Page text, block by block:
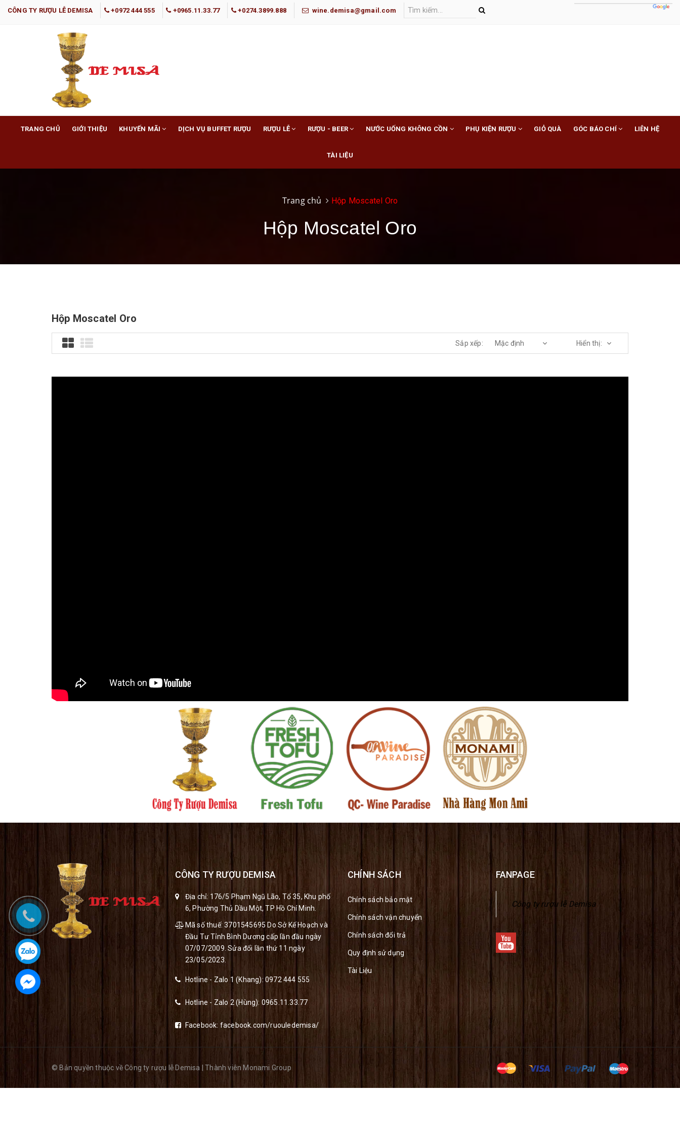
CÔNG TY RƯỢU LỄ DEMISA +0972 444 555 +0965.11.33.77 +0274.3899.888 wine.demisa@gmail.com
TRANG CHỦ GIỚI THIỆU KHUYẾN MÃI DỊCH VỤ BUFFET RƯỢU RƯỢU LỄ RƯỢU - BEER NƯỚC UỐNG KHÔNG CỒN PHỤ KIỆN RƯỢU GIỎ QUÀ GÓC BÁO CHÍ LIÊN HỆ
TÀI LIỆU
Trang chủ Hộp Moscatel Oro
Hộp Moscatel Oro
Hộp Moscatel Oro
Sắp xếp:
CÔNG TY RƯỢU DEMISA
Địa chỉ: 176/5 Phạm Ngũ Lão, Tổ 35, Khu phố
6, Phường Thủ Dầu Một, TP Hồ Chí Minh.
Mã số thuế: 3701545695 Do Sở Kế Hoạch và
Đầu Tư Tỉnh Bình Dương cấp lần đầu ngày
07/07/2009. Sửa đổi lần thứ 11 ngày
23/05/2023.
Hotline - Zalo 1 (Khang): 0972 444 555
Hotline - Zalo 2 (Hùng): 0965.11.33.77
Facebook: facebook.com/ruouledemisa/
CHÍNH SÁCH
Chính sách bảo mật
Chính sách vận chuyển
Chính sách đổi trả
Quy định sử dụng
Tài Liệu
FANPAGE
Công ty rượu lễ Demisa
© Bản quyền thuộc về Công ty rượu lễ Demisa Thành viên Monami Group